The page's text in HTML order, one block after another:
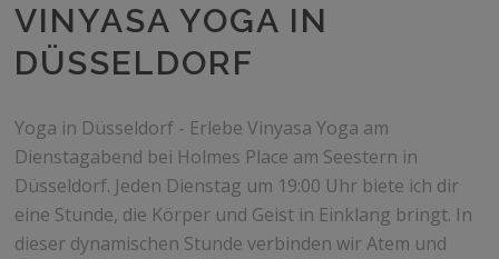
VINYASA YOGA IN
DÜSSELDORF
Yoga in Düsseldorf - Erlebe Vinyasa Yoga am
Dienstagabend bei Holmes Place am Seestern in
Düsseldorf. Jeden Dienstag um 19:00 Uhr biete ich dir
eine Stunde, die Körper und Geist in Einklang bringt. In
dieser dynamischen Stunde verbinden wir Atem und